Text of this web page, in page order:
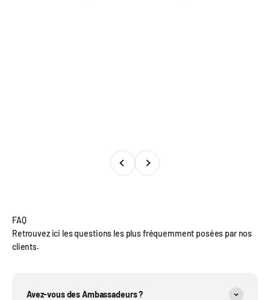
PrécédentSuivant
FAQ
Retrouvez ici les questions les plus fréquemment posées par nos
clients.
Avez-vous des Ambassadeurs ?